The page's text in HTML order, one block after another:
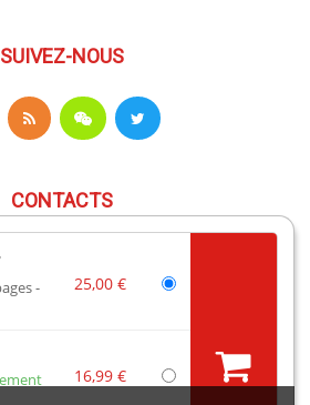
25,00 €
16,99 €
SUIVEZ-NOUS
CONTACTS
17 av du Hoggar
Ulis Cedex A France
au Vendredi, de 9h30 à 16h30